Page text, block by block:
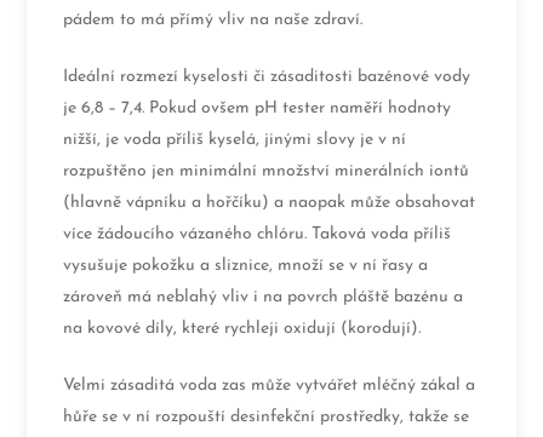
pádem to má přímý vliv na naše zdraví.
Ideální rozmezí kyselosti či zásaditosti bazénové vody
je 6,8 – 7,4. Pokud ovšem pH tester naměří hodnoty
nižší, je voda příliš kyselá, jinými slovy je v ní
rozpuštěno jen minimální množství minerálních iontů
(hlavně vápníku a hořčíku) a naopak může obsahovat
více žádoucího vázaného chlóru. Taková voda příliš
vysušuje pokožku a sliznice, množí se v ní řasy a
zároveň má neblahý vliv i na povrch pláště bazénu a
na kovové díly, které rychleji oxidují (korodují).
Velmi zásaditá voda zas může vytvářet mléčný zákal a
hůře se v ní rozpouští desinfekční prostředky, takže se